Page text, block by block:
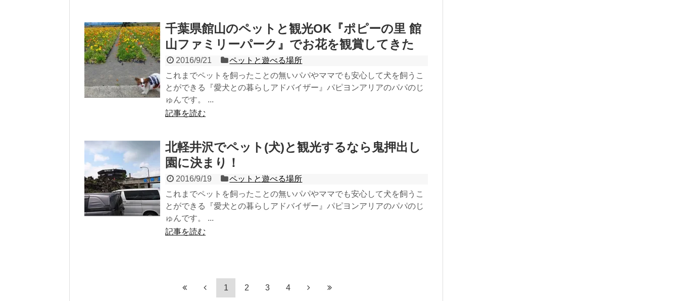
千葉県館山のペットと観光OK『ポピーの里 館
山ファミリーパーク』でお花を観賞してきた
2016/9/21
ペットと遊べる場所
これまでペットを飼ったことの無いパパやママでも安心して犬を飼うこ
とができる『愛犬との暮らしアドバイザー』パピヨンアリアのパパのじ
ゅんです。 ...
記事を読む
北軽井沢でペット(犬)と観光するなら鬼押出し
園に決まり！
2016/9/19
ペットと遊べる場所
これまでペットを飼ったことの無いパパやママでも安心して犬を飼うこ
とができる『愛犬との暮らしアドバイザー』パピヨンアリアのパパのじ
ゅんです。 ...
記事を読む
1 2 3 4